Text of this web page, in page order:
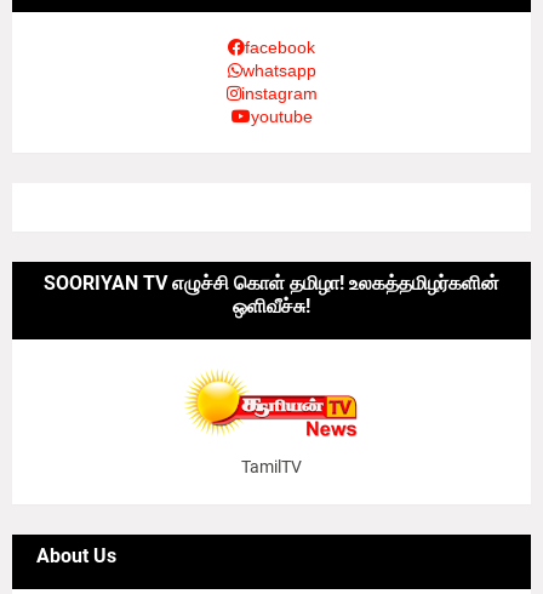
facebook
whatsapp
instagram
youtube
SOORIYAN TV எழுச்சி கொள் தமிழா! உலகத்தமிழர்களின்
ஒளிவீச்சு!
TamilTV
About Us